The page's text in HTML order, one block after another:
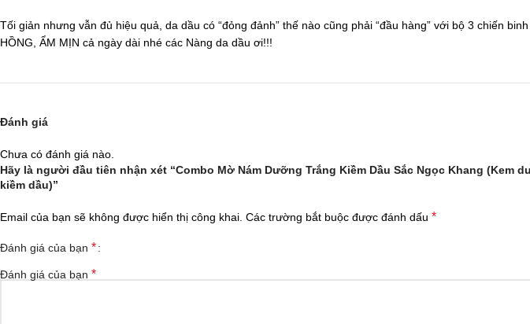
Tối giản nhưng vẫn đủ hiệu quả, da dầu có “đỏng đảnh” thế nào cũng phải “đầu hàng” với bộ 3 chiến
HỒNG, ẨM MỊN cả ngày dài nhé các Nàng da dầu ơi!!!
Đánh giá
Chưa có đánh giá nào.
Hãy là người đầu tiên nhận xét “Combo Mờ Nám Dưỡng Trắng Kiềm Dầu Sắc Ngọc Khang (Kem
kiềm dầu)”
Email của bạn sẽ không được hiển thị công khai. Các trường bắt buộc được đánh dấu *
Đánh giá của bạn *
Đánh giá của bạn *